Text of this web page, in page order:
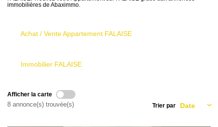
NOTRE AGENCE
Le Mandat Conquérant
immobilières de Abaximmo.
Achat / Vente Appartement FALAISE
Immobilier FALAISE
Afficher la carte
8 annonce(s) trouvée(s) Trier par